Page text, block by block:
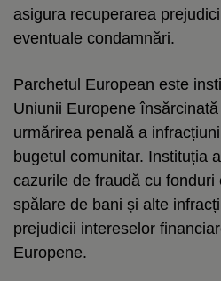
asigura recuperarea
eventuale condamnări.
Parchetul European este
Uniunii Europene
urmărirea penală a
bugetul comunitar. Instituția
cazurile de fraudă cu fonduri
spălare de bani și alte
prejudicii intereselor
Europene.